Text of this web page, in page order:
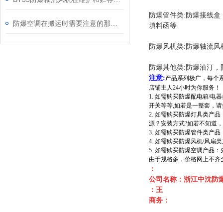
防爆管件类:防爆接线
填料函等
防爆风机类:防爆轴流
防爆其他类:防爆油汀
注意:产品系列极广，每个
店铺主人24小时为你服务！
1. 如需购买防爆配电箱/电
开关等等,如若是一整套，
2. 如需购买防爆灯具类产
源？安装方式?如若不知道
3. 如需购买防爆管件类产
4. 如需购买防爆风机/风扇
5. 如需购买防爆空调产品
由于规格多，价格网上不
：
公司名称：浙江中沈防
：王
商务：